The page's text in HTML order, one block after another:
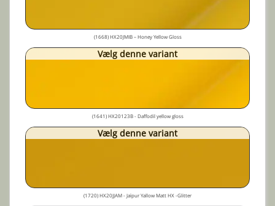
(1668) HX20JMIB – Honey Yellow Gloss
Vælg denne variant
(1641) HX20123B - Daffodil yellow gloss
Vælg denne variant
(1720) HX20JJAM - Jaïpur Yallow Matt HX -Glitter